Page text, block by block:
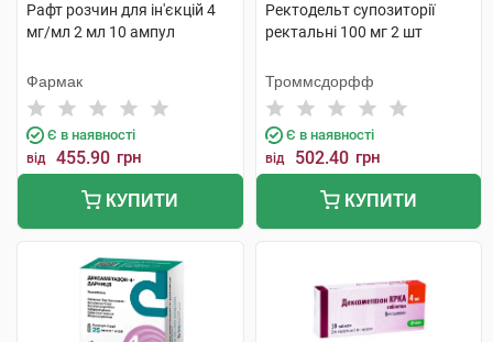
Рафт розчин для ін'єкцій 4
мг/мл 2 мл 10 ампул
Фармак
Є в наявності
від 455.90 грн
КУПИТИ
Ректодельт супозиторії
ректальні 100 мг 2 шт
Троммсдорфф
Є в наявності
від 502.40 грн
КУПИТИ